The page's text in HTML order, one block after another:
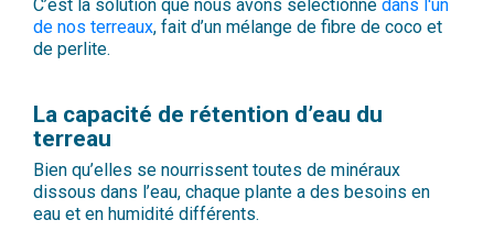
C’est la solution que nous avons sélectionné dans l'un
de nos terreaux, fait d’un mélange de fibre de coco et
de perlite.
La capacité de rétention d’eau du
terreau
Bien qu’elles se nourrissent toutes de minéraux
dissous dans l’eau, chaque plante a des besoins en
eau et en humidité différents.